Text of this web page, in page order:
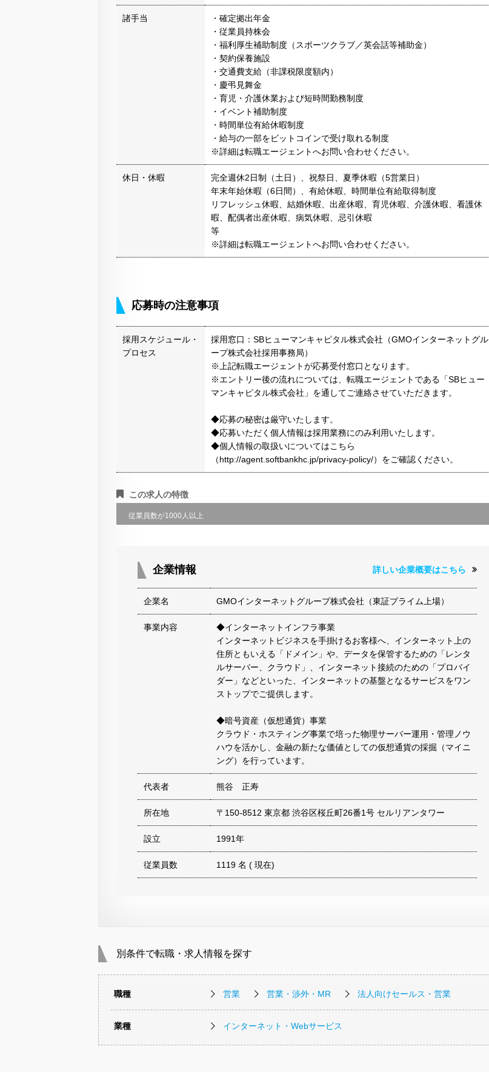
諸手当
・確定拠出年金
・従業員持株会
・福利厚生補助制度（スポーツクラブ／英会話等補助金）
・契約保養施設
・交通費支給（非課税限度額内）
・慶弔見舞金
・育児・介護休業および短時間勤務制度
・イベント補助制度
・時間単位有給休暇制度
・給与の一部をビットコインで受け取れる制度
※詳細は転職エージェントへお問い合わせください。
休日・休暇
完全週休2日制（土日）、祝祭日、夏季休暇（5営業日）
年末年始休暇（6日間）、有給休暇、時間単位有給取得制度
リフレッシュ休暇、結婚休暇、出産休暇、育児休暇、介護休暇、看護休
暇、配偶者出産休暇、病気休暇、忌引休暇
等
※詳細は転職エージェントへお問い合わせください。
応募時の注意事項
採用スケジュール・
プロセス
採用窓口：SBヒューマンキャピタル株式会社（GMOインターネットグル
ープ株式会社採用事務局）
※上記転職エージェントが応募受付窓口となります。
※エントリー後の流れについては、転職エージェントである「SBヒュー
マンキャピタル株式会社」を通してご連絡させていただきます。
◆応募の秘密は厳守いたします。
◆応募いただく個人情報は採用業務にのみ利用いたします。
◆個人情報の取扱いについてはこちら
（http://agent.softbankhc.jp/privacy-policy/）をご確認ください。
この求人の特徴
従業員数が1000人以上
企業情報 詳しい企業概要はこちら
企業名 GMOインターネットグループ株式会社（東証プライム上場）
事業内容
◆インターネットインフラ事業
インターネットビジネスを手掛けるお客様へ、インターネット上の
住所ともいえる「ドメイン」や、データを保管するための「レンタ
ルサーバー、クラウド」、インターネット接続のための「プロバイ
ダー」などといった、インターネットの基盤となるサービスをワン
ストップでご提供します。
◆暗号資産（仮想通貨）事業
クラウド・ホスティング事業で培った物理サーバー運用・管理ノウ
ハウを活かし、金融の新たな価値としての仮想通貨の採掘（マイニ
ング）を行っています。
代表者 熊谷 正寿
所在地 〒150-8512 東京都 渋谷区桜丘町26番1号 セルリアンタワー
設立 1991年
従業員数 1119 名 ( 現在)
別条件で転職・求人情報を探す
職種 営業 営業・渉外・MR 法人向けセールス・営業
業種 インターネット・Webサービス